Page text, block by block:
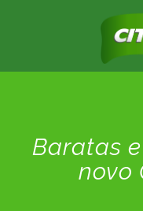
Baratas
novo